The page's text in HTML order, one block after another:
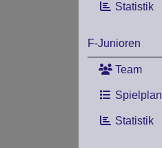
Statistik
F-Junioren
Team
Spielplan
Statistik